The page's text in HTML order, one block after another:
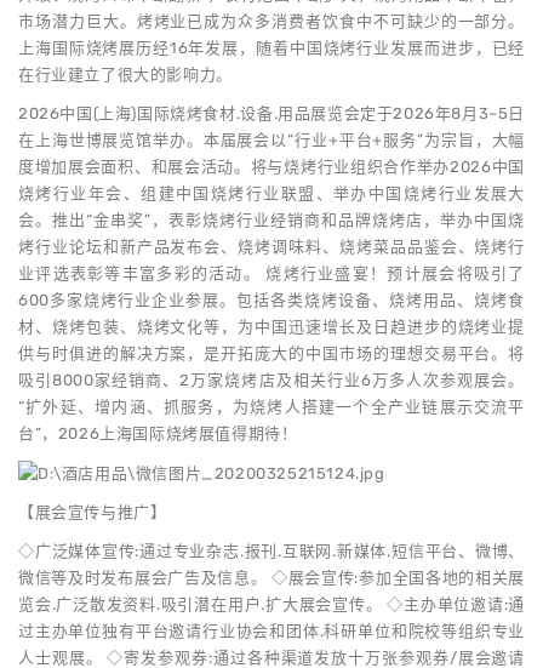
市场潜力巨大。烤烤业已成为众多消费者饮食中不可缺少的一部分。
上海国际烧烤展历经16年发展，随着中国烧烤行业发展而进步，已经
在行业建立了很大的影响力。
2026中国(上海)国际烧烤食材.设备.用品展览会定于2026年8月3~5日
在上海世博展览馆举办。本届展会以“行业+平台+服务”为宗旨，大幅
度增加展会面积、和展会活动。将与烧烤行业组织合作举办2026中国
烧烤行业年会、组建中国烧烤行业联盟、举办中国烧烤行业发展大
会。推出“金串奖”，表彰烧烤行业经销商和品牌烧烤店，举办中国烧
烤行业论坛和新产品发布会、烧烤调味料、烧烤菜品品鉴会、烧烤行
业评选表彰等丰富多彩的活动。 烧烤行业盛宴！预计展会将吸引了
600多家烧烤行业企业参展。包括各类烧烤设备、烧烤用品、烧烤食
材、烧烤包装、烧烤文化等，为中国迅速增长及日趋进步的烧烤业提
供与时俱进的解决方案，是开拓庞大的中国市场的理想交易平台。将
吸引8000家经销商、2万家烧烤店及相关行业6万多人次参观展会。
“扩外延、增内涵、抓服务，为烧烤人搭建一个全产业链展示交流平
台”，2026上海国际烧烤展值得期待！
【展会宣传与推广】
◇广泛媒体宣传:通过专业杂志.报刊.互联网.新媒体.短信平台、微博、
微信等及时发布展会广告及信息。 ◇展会宣传:参加全国各地的相关展
览会.广泛散发资料.吸引潜在用户.扩大展会宣传。 ◇主办单位邀请:通
过主办单位独有平台邀请行业协会和团体.科研单位和院校等组织专业
人士观展。 ◇寄发参观券:通过各种渠道发放十万张参观券/展会邀请